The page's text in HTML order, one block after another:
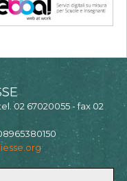
02 67020055 - fax 02